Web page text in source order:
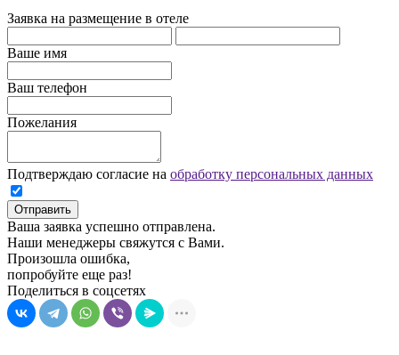
Заявка на размещение в отеле
Ваше имя
Ваш телефон
Пожелания
Подтверждаю согласие на обработку персональных данных
Отправить
Ваша заявка успешно отправлена.
Наши менеджеры свяжутся с Вами.
Произошла ошибка,
попробуйте еще раз!
Поделиться в соцсетях